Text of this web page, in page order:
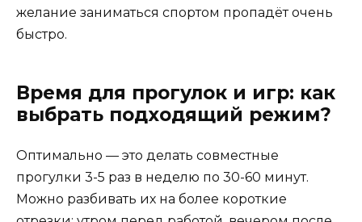
желание заниматься спортом пропадёт очень
быстро.
Время для прогулок и игр: как
выбрать подходящий режим?
Оптимально — это делать совместные
прогулки 3-5 раз в неделю по 30-60 минут.
Можно разбивать их на более короткие